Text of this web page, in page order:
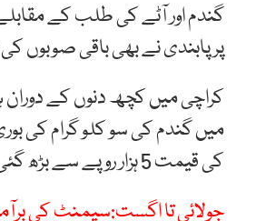
گندم اور آٹے کی طلب کے
پر پابندی نے بھی باقی صوبوں
کی قیمت 5 ہزار روپے سے بڑھ گئی ہے۔
جولائی تا اگست:سیمنٹ کی برآمدات میں